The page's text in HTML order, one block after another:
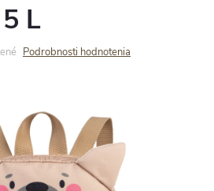
L
Podrobnosti hodnotenia